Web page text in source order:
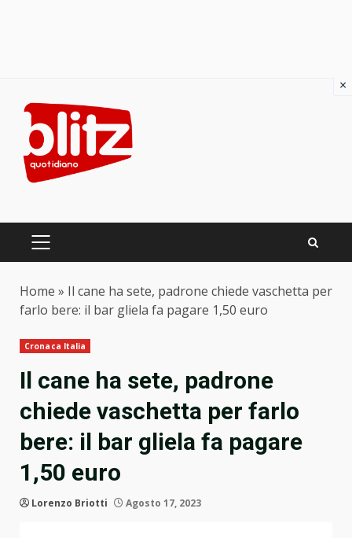
content
PRIMARY
Home » Il cane ha sete, padrone chiede vaschetta per
farlo bere: il bar gliela fa pagare 1,50 euro
Cronaca Italia
Il cane ha sete, padrone
chiede vaschetta per farlo
bere: il bar gliela fa pagare
1,50 euro
Lorenzo Briotti Agosto 17, 2023
×